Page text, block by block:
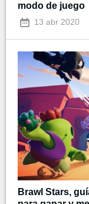
modo de juego
13 abr 2020
Brawl Stars,